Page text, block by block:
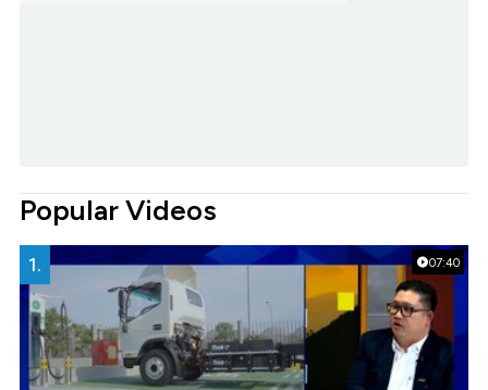
Popular Videos
07:40
1.